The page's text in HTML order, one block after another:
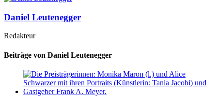
Daniel Leutenegger
Redakteur
Beiträge von Daniel Leutenegger